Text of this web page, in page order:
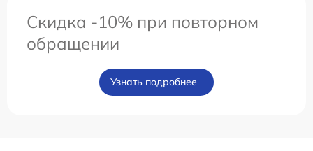
Скидка -10% при повторном
обращении
Узнать подробнее